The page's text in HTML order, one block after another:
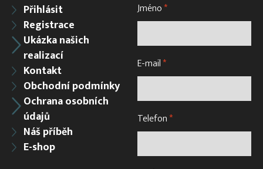
Přihlásit
Registrace
Ukázka našich
realizací
Kontakt
Obchodní podmínky
Ochrana osobních
údajů
Náš příběh
E-shop
Jméno*
E-mail*
Telefon*